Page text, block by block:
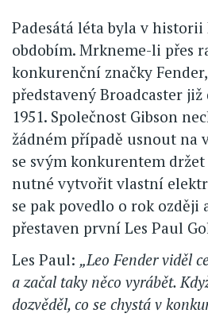
Padesátá léta byla v
obdobím. Mrkneme-li přes
konkurenční značky
představený Broadcaster již
1951. Společnost Gibson
žádném případě usnout na
se svým konkurentem
nutné vytvořit vlastní
se pak povedlo o rok ozději
přestaven první Les Paul
Les Paul: „Leo Fender viděl
a začal taky něco vyrábět.
dozvěděl, co se chystá v